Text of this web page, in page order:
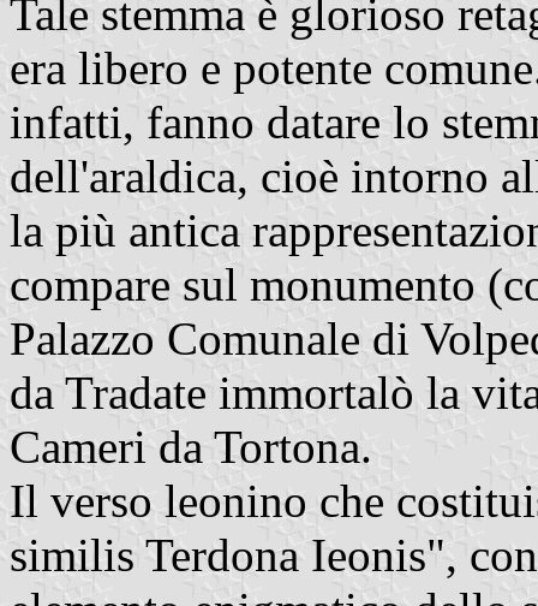
Tale stemma è glorioso
era libero e potente
infatti, fanno datare lo
dell'araldica, cioè intorno
la più antica
compare sul monumento
Palazzo Comunale di
da Tradate immortalò la
Cameri da Tortona.
Il verso leonino che
similis Terdona Ieonis",